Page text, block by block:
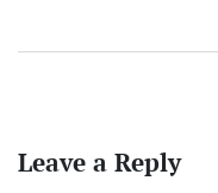
Leave a Reply